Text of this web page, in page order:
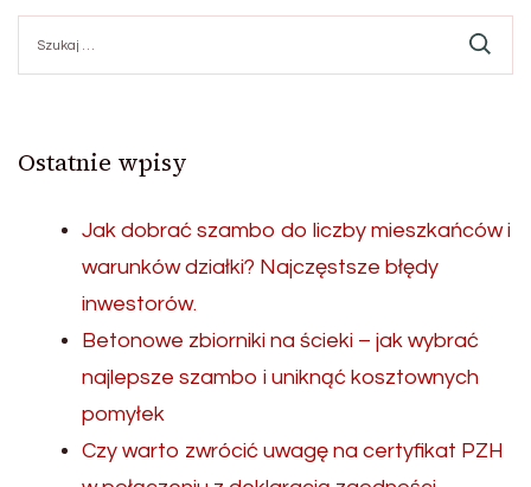
Ostatnie wpisy
Jak dobrać szambo do liczby mieszkańców i
warunków działki? Najczęstsze błędy
inwestorów.
Betonowe zbiorniki na ścieki – jak wybrać
najlepsze szambo i uniknąć kosztownych
pomyłek
Czy warto zwrócić uwagę na certyfikat PZH